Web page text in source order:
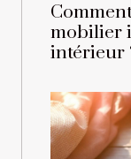
mobilier
intérieur